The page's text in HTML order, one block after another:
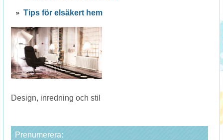
Tips för elsäkert hem
Design, inredning och stil
Prenumerera: